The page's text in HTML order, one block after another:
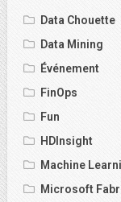
Data Chouette
Data Mining
Événement
FinOps
Fun
HDInsight
Machine
Microsoft